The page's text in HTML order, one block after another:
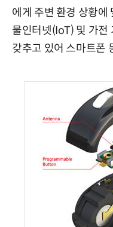
에게 주변 환경 상황에
물인터넷(IoT) 및 가전
갖추고 있어 스마트폰